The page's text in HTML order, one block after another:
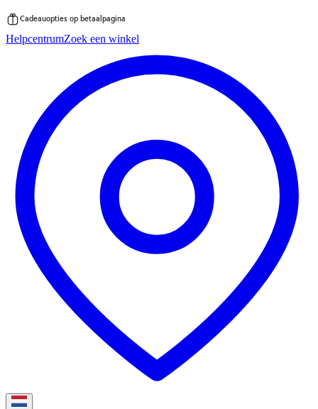
direct
Cadeauopties op betaalpagina
HelpcentrumZoek een winkel